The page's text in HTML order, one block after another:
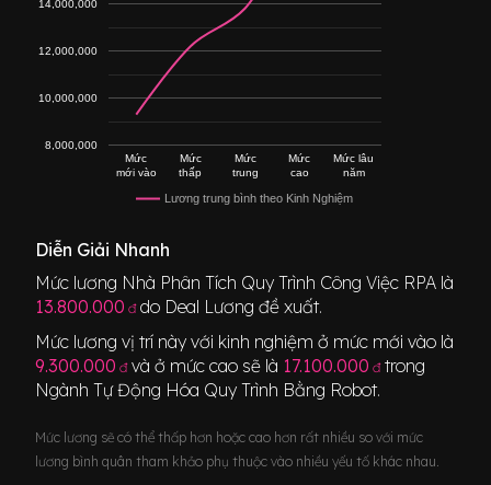
Lương trung bình theo Kinh Nghiệm
Mức
mới vào
Mức
thấp
Mức
trung
Mức
cao
Mức lâu
năm
8,000,000
10,000,000
12,000,000
14,000,000
Diễn Giải Nhanh
Mức lương Nhà Phân Tích Quy Trình Công Việc RPA là
13.800.000 đdo Deal Lương đề xuất.
Mức lương vị trí này với kinh nghiệm ở mức mới vào là
9.300.000 đ và ở mức cao sẽ là 17.100.000 đ trong
NgànhTự Động Hóa Quy Trình Bằng Robot.
Mức lương sẽ có thể thấp hơn hoặc cao hơn rất nhiều so với mức
lương bình quân tham khảo phụ thuộc vào nhiều yếu tố khác nhau.